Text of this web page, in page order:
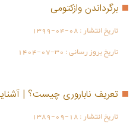
برگرداندن وازکتومی
تاریخ انتشار :1399-04-08
تاریخ بروز رسانی :1404-07-30
تعریف ناباروری چیست؟ | آشنایی
تاریخ انتشار :1389-09-18